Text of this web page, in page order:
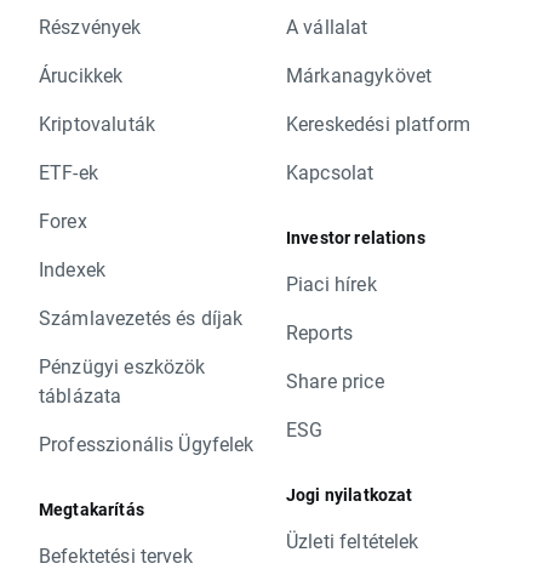
Részvények
Árucikkek
Kriptovaluták
ETF-ek
Forex
Indexek
Számlavezetés és díjak
Pénzügyi eszközök
táblázata
Professzionális Ügyfelek
Megtakarítás
Befektetési tervek
A vállalat
Márkanagykövet
Kereskedési platform
Kapcsolat
Investor relations
Piaci hírek
Reports
Share price
ESG
Jogi nyilatkozat
Üzleti feltételek